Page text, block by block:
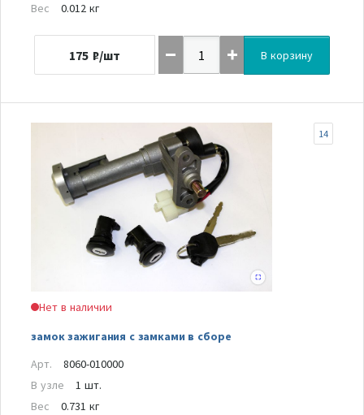
Вес
0.012 кг
175 ₽/шт В корзину
Нет в наличии
замок зажигания с замками в сборе
14
Арт.
8060-010000
В узле
1 шт.
Вес
0.731 кг